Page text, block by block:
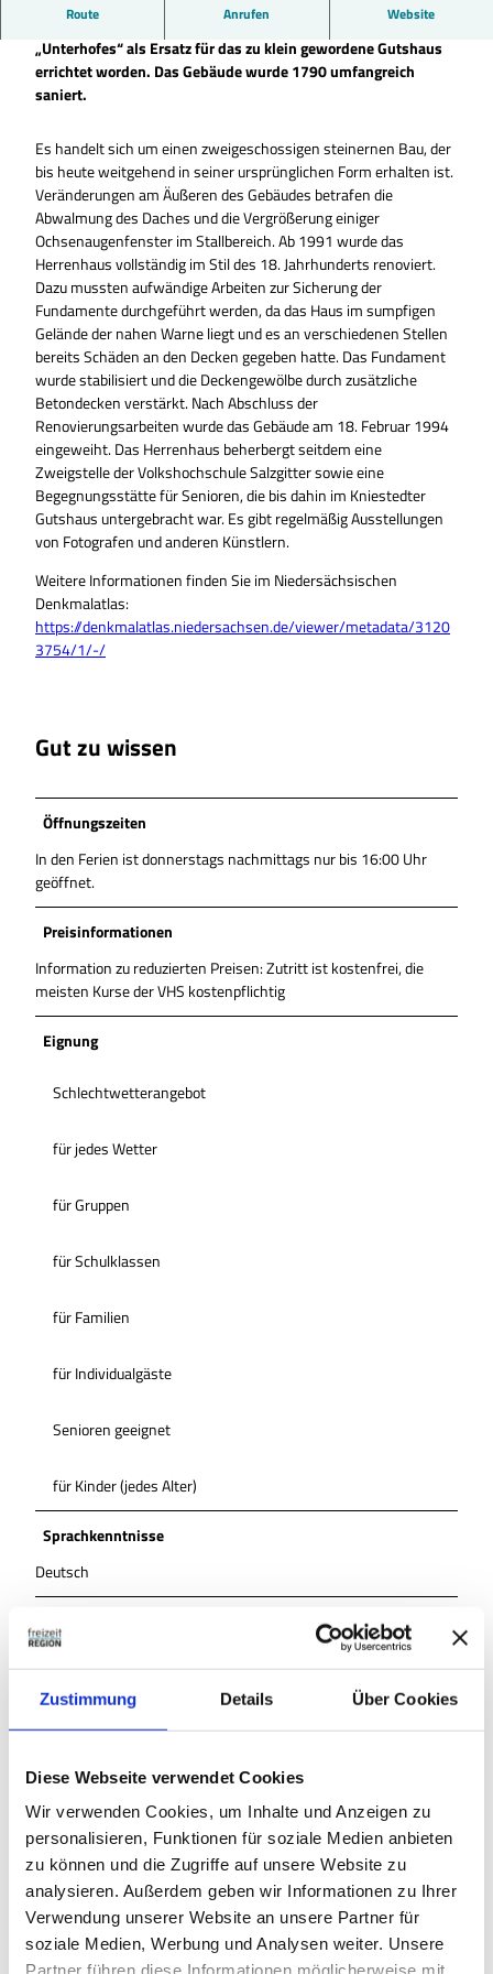
Zustimmung Details Über Cookies
Diese Webseite verwendet Cookies
Wir verwenden Cookies, um Inhalte und Anzeigen zu
personalisieren, Funktionen für soziale Medien anbieten
zu können und die Zugriffe auf unsere Website zu
analysieren. Außerdem geben wir Informationen zu Ihrer
Verwendung unserer Website an unsere Partner für
soziale Medien, Werbung und Analysen weiter. Unsere
Partner führen diese Informationen möglicherweise mit
Route Anrufen Website
Das Kniestedter Herrenhaus war 1698 auf dem Gelände des
„Unterhofes“ als Ersatz für das zu klein gewordene Gutshaus
errichtet worden. Das Gebäude wurde 1790 umfangreich
saniert.
Es handelt sich um einen zweigeschossigen steinernen Bau, der
bis heute weitgehend in seiner ursprünglichen Form erhalten ist.
Veränderungen am Äußeren des Gebäudes betrafen die
Abwalmung des Daches und die Vergrößerung einiger
Ochsenaugenfenster im Stallbereich. Ab 1991 wurde das
Herrenhaus vollständig im Stil des 18. Jahrhunderts renoviert.
Dazu mussten aufwändige Arbeiten zur Sicherung der
Fundamente durchgeführt werden, da das Haus im sumpfigen
Gelände der nahen Warne liegt und es an verschiedenen Stellen
bereits Schäden an den Decken gegeben hatte. Das Fundament
wurde stabilisiert und die Deckengewölbe durch zusätzliche
Betondecken verstärkt. Nach Abschluss der
Renovierungsarbeiten wurde das Gebäude am 18. Februar 1994
eingeweiht. Das Herrenhaus beherbergt seitdem eine
Zweigstelle der Volkshochschule Salzgitter sowie eine
Begegnungsstätte für Senioren, die bis dahin im Kniestedter
Gutshaus untergebracht war. Es gibt regelmäßig Ausstellungen
von Fotografen und anderen Künstlern.
Weitere Informationen finden Sie im Niedersächsischen
Denkmalatlas:
https://denkmalatlas.niedersachsen.de/viewer/metadata/3120
3754/1/-/
Gut zu wissen
Öffnungszeiten
In den Ferien ist donnerstags nachmittags nur bis 16:00 Uhr
geöffnet.
Preisinformationen
Information zu reduzierten Preisen: Zutritt ist kostenfrei, die
meisten Kurse der VHS kostenpflichtig
Eignung
Schlechtwetterangebot
für jedes Wetter
für Gruppen
für Schulklassen
für Familien
für Individualgäste
Senioren geeignet
für Kinder (jedes Alter)
Sprachkenntnisse
Deutsch
WC-Anlage
Barrierefreies WC
Barrierefreier Zugang
Zahlungsmöglichkeiten
kostenfrei
Anreise & Parken
Anreise